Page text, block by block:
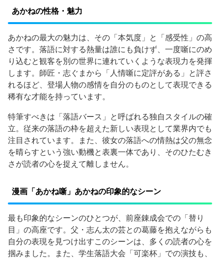
あかねの性格・魅力
あかねの最大の魅力は、その「本気度」と「感受性」の高
さです。落語に対する熱量は誰にも負けず、一度噺にのめ
り込むと観客を別の世界に連れていくような表現力を発揮
します。師匠・志ぐまから「人情噺に定評がある」と評さ
れるほど、登場人物の感情を自分のものとして表現できる
稀有な才能を持っています。
特筆すべきは「落語バース」と呼ばれる独自スタイルの確
立。従来の落語の枠を超えた新しい表現として業界内でも
注目されています。また、彼女の落語への情熱は父の無念
を晴らすという強い動機と表裏一体であり、そのひたむき
さが読者の心を捉えて離しません。
漫画「あかね噺」あかねの印象的なシーン
最も印象的なシーンのひとつが、前座錬成会での「替り
目」の高座です。父・志ん太の芸との葛藤を抱えながらも
自分の表現を見つけ出すこのシーンは、多くの読者の心を
掴みました。また、学生落語大会「可楽杯」での演技も、